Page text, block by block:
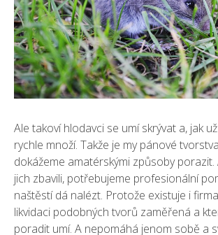
Ale takoví hlodavci se umí skrývat a, jak
rychle množí. Takže je my pánové
dokážeme amatérskými způsoby porazit.
jich zbavili, potřebujeme profesionální
naštěstí dá nalézt. Protože existuje i
likvidaci podobných tvorů zaměřená a
poradit umí. A nepomáhá jenom sobě a